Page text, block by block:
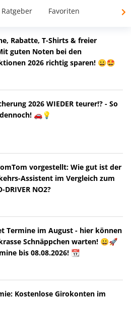
Favoriten
Rabatte, T-Shirts & freier
guten Noten bei den
2026 richtig sparen! 😀🤩
2026 WIEDER teurer!? - So
🚗💡
vorgestellt: Wie gut ist der
Assistent im Vergleich zum
DRIVER NO2?
Termine im August - hier können
Schnäppchen warten! 😀🚀
bis 08.08.2026! 📆
Kostenlose Girokonten im